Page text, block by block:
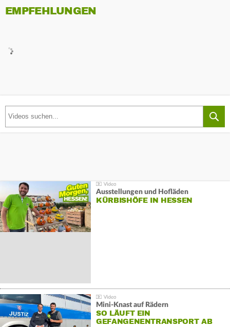
EMPFEHLUNGEN
Ausstellungen und Hofläden
KÜRBISHÖFE IN HESSEN
Mini-Knast auf Rädern
SO LÄUFT EIN
GEFANGENENTRANSPORT AB